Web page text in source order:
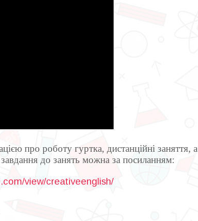
про роботу гуртка, дистанційні заняття, а
до занять можна за посиланням:
view/creativeenglish/